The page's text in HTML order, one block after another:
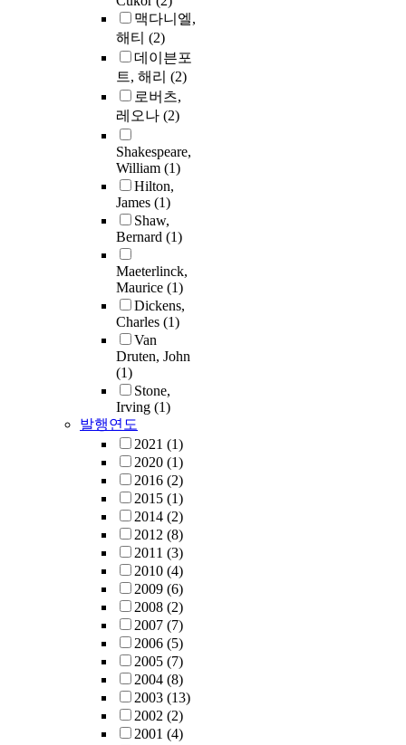
맥다니엘,
해티 (2)
데이븐포
트, 해리 (2)
로버츠,
레오나 (2)
Shakespeare,
William (1)
Hilton,
James (1)
Shaw,
Bernard (1)
Maeterlinck,
Maurice (1)
Dickens,
Charles (1)
Van
Druten, John
(1)
Stone,
Irving (1)
발행연도
2021 (1)
2020 (1)
2016 (2)
2015 (1)
2014 (2)
2012 (8)
2011 (3)
2010 (4)
2009 (6)
2008 (2)
2007 (7)
2006 (5)
2005 (7)
2004 (8)
2003 (13)
2002 (2)
2001 (4)